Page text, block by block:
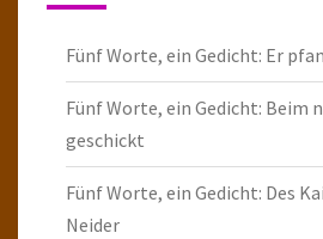
Fünf Worte, ein Gedicht: Er
Fünf Worte, ein Gedicht: Beim
geschickt
Fünf Worte, ein Gedicht: Des
Neider